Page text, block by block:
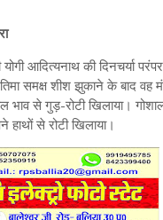
आदित्यनाथ की दिनचर्या
समक्ष शीश झुकाने के बाद वह
भाव से गुड़-रोटी खिलाया।
से रोटी खिलाया।